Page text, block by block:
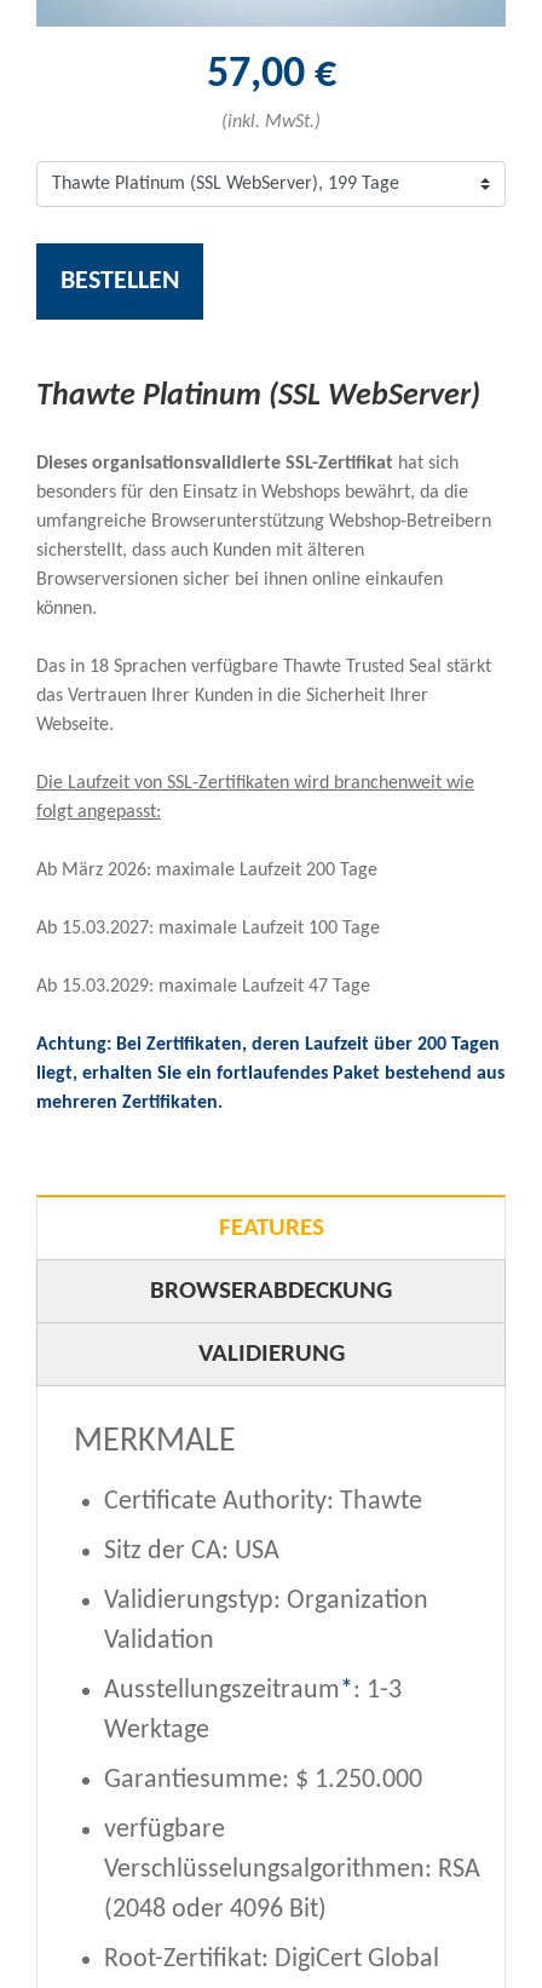
57,00 €
(inkl. MwSt.)
BESTELLEN
Thawte Platinum (SSL WebServer)
Dieses organisationsvalidierte SSL-Zertifikat hat sich
besonders für den Einsatz in Webshops bewährt, da die
umfangreiche Browserunterstützung Webshop-Betreibern
sicherstellt, dass auch Kunden mit älteren
Browserversionen sicher bei ihnen online einkaufen
können.
Das in 18 Sprachen verfügbare Thawte Trusted Seal stärkt
das Vertrauen Ihrer Kunden in die Sicherheit Ihrer
Webseite.
Die Laufzeit von SSL-Zertifikaten wird branchenweit wie
folgt angepasst:
Ab März 2026: maximale Laufzeit 200 Tage
Ab 15.03.2027: maximale Laufzeit 100 Tage
Ab 15.03.2029: maximale Laufzeit 47 Tage
Achtung: Bei Zertifikaten, deren Laufzeit über 200 Tagen
liegt, erhalten Sie ein fortlaufendes Paket bestehend aus
mehreren Zertifikaten.
FEATURES
BROWSERABDECKUNG
VALIDIERUNG
MERKMALE
Certificate Authority: Thawte
Sitz der CA: USA
Validierungstyp: Organization
Validation
Ausstellungszeitraum*: 1-3
Werktage
Garantiesumme: $ 1.250.000
verfügbare
Verschlüsselungsalgorithmen: RSA
(2048 oder 4096 Bit)
Root-Zertifikat: DigiCert Global